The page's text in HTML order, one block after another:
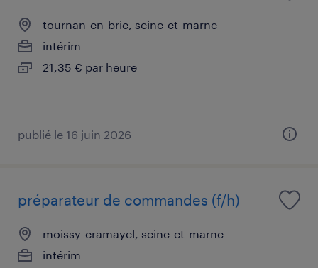
tournan-en-brie, seine-et-marne
intérim
21,35 € par heure
publié le 16 juin 2026
préparateur de commandes (f/h)
moissy-cramayel, seine-et-marne
intérim